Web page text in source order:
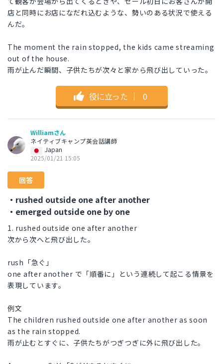
店と同時にお店になだれ込むような、勢いのある状況で使える
んだ。
The moment the rain stopped, the kids came streaming
out of the house.
雨が止んだ瞬間、子供たちが次々と家から飛び出していった。
役に立った ｜ 0
Williamさん
ネイティブキャンプ英会話講師
Japan
2025/01/21 15:05
回答
・rushed outside one after another
・emerged outside one by one
1. rushed outside one after another
次から次へと飛び出した。
rush「急ぐ」
one after another で「順番に」という連続して起こる情景を
表現しています。
例文
The children rushed outside one after another as soon
as the rain stopped.
雨が止むとすぐに、子供たちがつぎつぎに外に飛び出した。